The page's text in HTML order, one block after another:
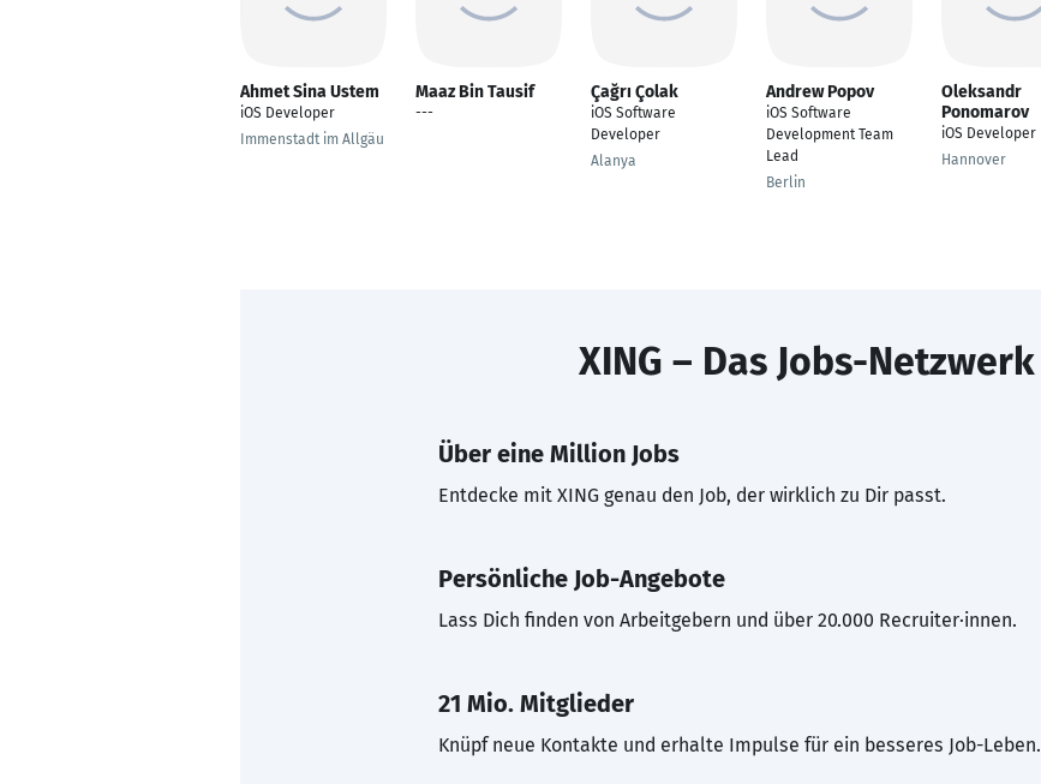
Ahmet Sina Ustem
iOS Developer
Immenstadt im Allgäu
Maaz Bin Tausif
---
Çağrı Çolak
iOS Software
Developer
Alanya
Andrew Popov
iOS Software
Development Team
Lead
Berlin
Oleksandr
Ponomarov
iOS Developer
Hannover
XING – Das Jobs-Netzwerk
Über eine Million Jobs
Entdecke mit XING genau den Job, der wirklich zu Dir passt.
Persönliche Job-Angebote
Lass Dich finden von Arbeitgebern und über 20.000 Recruiter·innen.
21 Mio. Mitglieder
Knüpf neue Kontakte und erhalte Impulse für ein besseres Job-Leben.